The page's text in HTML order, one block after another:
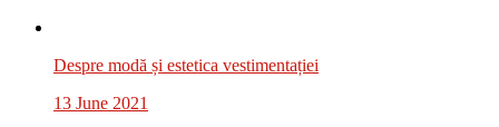
Despre modă și estetica vestimentației
13 June 2021